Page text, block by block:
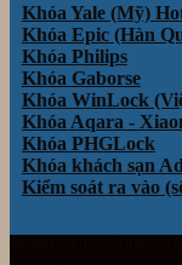
Khóa Yale (Mỹ)
Khóa Epic (Hàn
Khóa Philips
Khóa Gaborse
Khóa WinLock
Khóa Aqara -
Khóa PHGLock
Khóa khách sạn
Kiểm soát ra vào